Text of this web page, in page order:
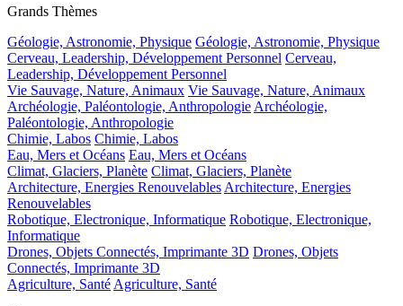
Grands Thèmes
Géologie, Astronomie, Physique Géologie, Astronomie, Physique
Cerveau, Leadership, Développement Personnel Cerveau,
Leadership, Développement Personnel
Vie Sauvage, Nature, Animaux Vie Sauvage, Nature, Animaux
Archéologie, Paléontologie, AnthropologieArchéologie,
Paléontologie, Anthropologie
Chimie, Labos Chimie, Labos
Eau, Mers et Océans Eau, Mers et Océans
Climat, Glaciers, Planète Climat, Glaciers, Planète
Architecture, Energies RenouvelablesArchitecture, Energies
Renouvelables
Robotique, Electronique, Informatique Robotique, Electronique,
Informatique
Drones, Objets Connectés, Imprimante 3D Drones, Objets
Connectés, Imprimante 3D
Agriculture, SantéAgriculture, Santé